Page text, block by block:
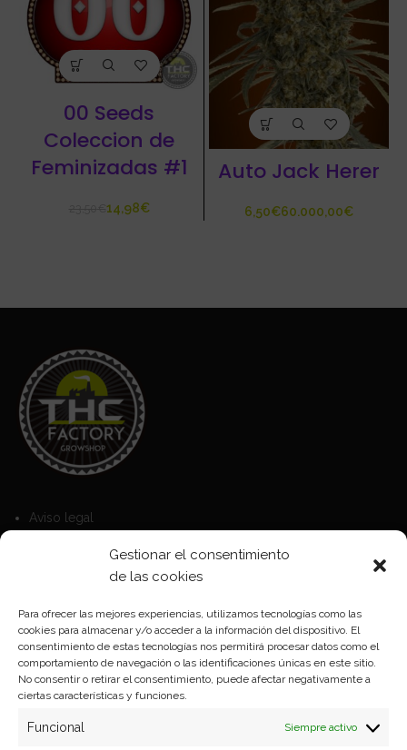
Gestionar el consentimiento
de las cookies
Para ofrecer las mejores experiencias, utilizamos tecnologías como las
cookies para almacenar y/o acceder a la información del dispositivo. El
consentimiento de estas tecnologías nos permitirá procesar datos como el
comportamiento de navegación o las identificaciones únicas en este sitio.
No consentir o retirar el consentimiento, puede afectar negativamente a
ciertas características y funciones.
Funcional Siempre activo
00 Seeds
Coleccion de
Feminizadas #1
14,98€
Auto Jack Herer
€ €
Aviso legal
Política de Cookies
Política de privacidad
Formas de pago
Plazos y condiciones de envio
Politica de devoluciones